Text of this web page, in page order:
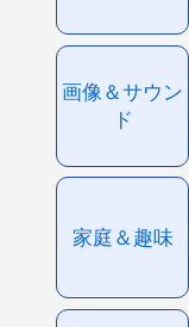
画像＆サウン
ド
家庭＆趣味